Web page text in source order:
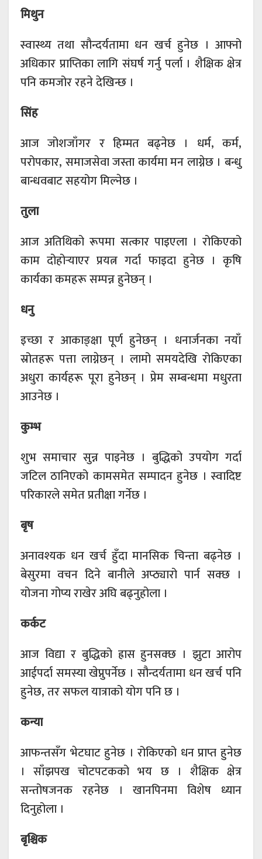
मिथुन
स्वास्थ्य तथा सौन्दर्यतामा धन खर्च हुनेछ । आफ्नो
अधिकार प्राप्तिका लागि संघर्ष गर्नु पर्ला । शैक्षिक क्षेत्र
पनि कमजोर रहने देखिन्छ ।
सिंह
आज जोशजाँगर र हिम्मत बढ्नेछ । धर्म‚ कर्म,
परोपकार, समाजसेवा जस्ता कार्यमा मन लाग्नेछ । बन्धु
बान्धवबाट सहयोग मिल्नेछ ।
तुला
आज अतिथिको रूपमा सत्कार पाइएला । रोकिएको
काम दोहोर्‍याएर प्रयत्न गर्दा फाइदा हुनेछ । कृषि
कार्यका कमहरू सम्पन्न हुनेछन् ।
धनु
इच्छा र आकाङ्क्षा पूर्ण हुनेछन् । धनार्जनका नयाँ
स्रोतहरू पत्ता लाग्नेछन् । लामो समयदेखि रोकिएका
अधुरा कार्यहरू पूरा हुनेछन् । प्रेम सम्बन्धमा मधुरता
आउनेछ ।
कुम्भ
शुभ समाचार सुन्न पाइनेछ । बुद्धिको उपयोग गर्दा
जटिल ठानिएको कामसमेत सम्पादन हुनेछ । स्वादिष्ट
परिकारले समेत प्रतीक्षा गर्नेछ ।
बृष
अनावश्यक धन खर्च हुँदा मानसिक चिन्ता बढ्नेछ ।
बेसुरमा वचन दिने बानीले अप्ठ्यारो पार्न सक्छ ।
योजना गोप्य राखेर अघि बढ्नुहोला ।
कर्कट
आज विद्या र बुद्धिको ह्रास हुनसक्छ । झुटा आरोप
आईपर्दा समस्या खेप्नुपर्नेछ । सौन्दर्यतामा धन खर्च पनि
हुनेछ, तर सफल यात्राको योग पनि छ ।
कन्या
आफन्तसँग भेटघाट हुनेछ । रोकिएको धन प्राप्त हुनेछ
। साँझपख चोटपटकको भय छ । शैक्षिक क्षेत्र
सन्तोषजनक रहनेछ । खानपिनमा विशेष ध्यान
दिनुहोला ।
बृश्चिक